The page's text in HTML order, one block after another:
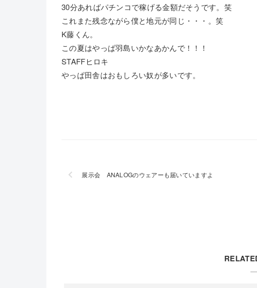
30分あればパチンコで稼げる金額だそうです。笑
これまた残念ながら僕と地元が同じ・・・。笑
K藤くん。
この夏はやっぱ羽島いかなあかんで！！！
STAFFヒロキ
やっぱ田舎はおもしろい奴が多いです。
展示会 ANALOGのウェアーも届いていますよ